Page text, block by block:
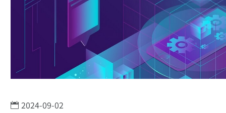
2024-09-02